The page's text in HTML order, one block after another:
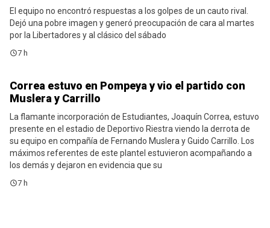
El equipo no encontró respuestas a los golpes de un cauto rival.
Dejó una pobre imagen y generó preocupación de cara al martes
por la Libertadores y al clásico del sábado
7 h
Noticias
Correa estuvo en Pompeya y vio el partido con
Muslera y Carrillo
La flamante incorporación de Estudiantes, Joaquín Correa, estuvo
presente en el estadio de Deportivo Riestra viendo la derrota de
su equipo en compañía de Fernando Muslera y Guido Carrillo. Los
máximos referentes de este plantel estuvieron acompañando a
los demás y dejaron en evidencia que su
7 h